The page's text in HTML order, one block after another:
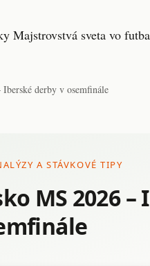
Majstrovstvá sveta vo
derby v osemfinále
A STÁVKOVÉ TIPY
MS 2026